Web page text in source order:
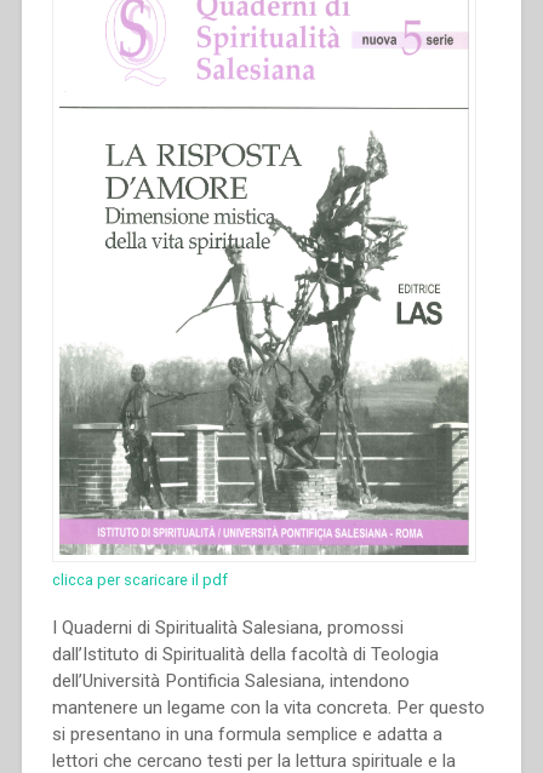
clicca per scaricare il pdf
I Quaderni di Spiritualità Salesiana, promossi
dall’Istituto di Spiritualità della facoltà di Teologia
dell’Università Pontificia Salesiana, intendono
mantenere un legame con la vita concreta. Per questo
si presentano in una formula semplice e adatta a
lettori che cercano testi per la lettura spirituale e la